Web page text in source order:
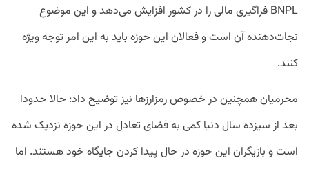
BNPL فراگیری مالی را در کشور افزایش می‌دهد و این موضوع
نجات‌دهنده آن است و فعالان این حوزه باید به این امر توجه ویژه
کنند‌.
محرمیان همچنین در خصوص رمزارزها نیز توضیح داد: حالا حدودا
بعد از سیزده سال دنیا کمی به فضای تعادل در این حوزه نزدیک شده
است و بازیگران این حوزه در حال پیدا کردن جایگاه خود هستند. اما